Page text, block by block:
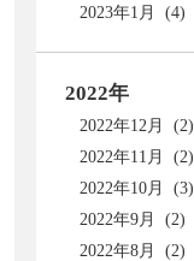
2023年1月 (4)
2022年
2022年12月 (2)
2022年11月 (2)
2022年10月 (3)
2022年9月 (2)
2022年8月 (2)